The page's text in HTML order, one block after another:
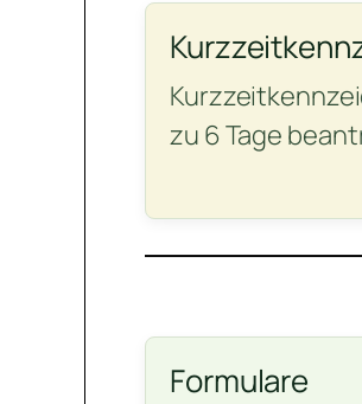
zu 6 Tage
Formulare